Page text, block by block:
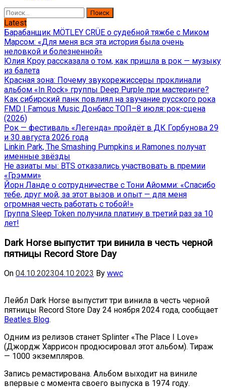
Найти:
Latest
Барабанщик MÖTLEY CRÜE о судебной тяжбе с Миком
Марсом: «Для меня вся эта история была очень
неловкой и болезненной»
Юлия Кроу рассказала о том, как пришла в рок — музыку
из балета
Красная зона: Почему звукорежиссеры проклинали
альбом «In Rock» группы Deep Purple при мастеринге?
Как сибирский панк повлиял на звучание русского рока
FMD | Famous Music Донбасс ТОП–8 июля: рок-сцена
(2026)
Рок — фестиваль «Легенда» пройдёт в ДК Горбунова 29
и 30 августа 2026 года
Linkin Park, The Smashing Pumpkins и Ramones получат
именные звёзды
Не азиаты мы: BTS отказались участвовать в премии
«Грэмми»
Йорн Ланде о сотрудничестве с Тони Айомми: «Спасибо
тебе, друг мой, за этот вызов и опыт — для меня
огромная честь работать с тобой!»
Группа Sleep Token получила платину в третий раз за 10
лет!
Dark Horse выпустит три винила в честь черной
пятницы Record Store Day
On 04.10.202304.10.2023 By wwc
Лейбл Dark Horse выпустит три винила в честь черной
пятницы Record Store Day 24 ноября 2024 года, сообщает
Beatles Blog.
Одним из релизов станет Splinter «The Place I Love»
(Джордж Харрисон продюсировал этот альбом). Тираж
— 1000 экземпляров.
Запись ремастирована. Альбом выходит на виниле
впервые с момента своего выпуска в 1974 году.